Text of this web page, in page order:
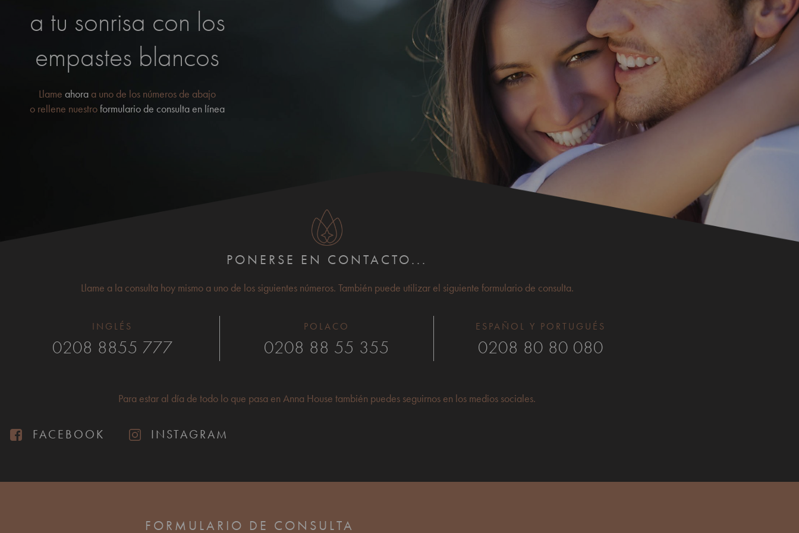
a tu sonrisa con los
empastes blancos
Llame ahora a uno de los números de abajo
o rellene nuestroformulario de consulta en línea
PONERSE EN CONTACTO...
Llame a la consulta hoy mismo a uno de los siguientes números. También puede utilizar el siguiente formulario de consulta.
INGLÉS
0208 8855 777
POLACO
0208 88 55 355
ESPAÑOL Y PORTUGUÉS
0208 80 80 080
Para estar al día de todo lo que pasa en Anna House también puedes seguirnos en los medios sociales.
FACEBOOK INSTAGRAM
FORMULARIO DE CONSULTA